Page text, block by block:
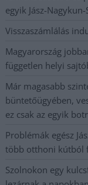
egyik Jász-
Visszaszámlálás
Magyarország
független helyi
Már magasabb
büntetőügyében,
ez csak az egyik
Problémák egész
több otthoni kútból
Szolnokon egy